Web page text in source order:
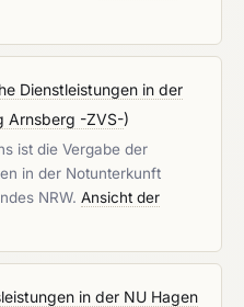
Dienstleistungen in der
Arnsberg -ZVS-)
ist die Vergabe der
in der Notunterkunft
NRW. Ansicht der
in der NU Hagen